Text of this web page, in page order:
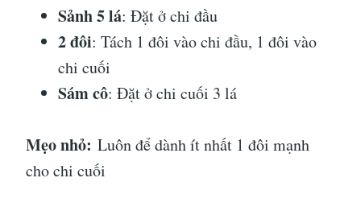
Sảnh 5 lá: Đặt ở chi đầu
2 đôi: Tách 1 đôi vào chi đầu, 1 đôi vào
chi cuối
Sám cô: Đặt ở chi cuối 3 lá
Mẹo nhỏ: Luôn để dành ít nhất 1 đôi mạnh
cho chi cuối